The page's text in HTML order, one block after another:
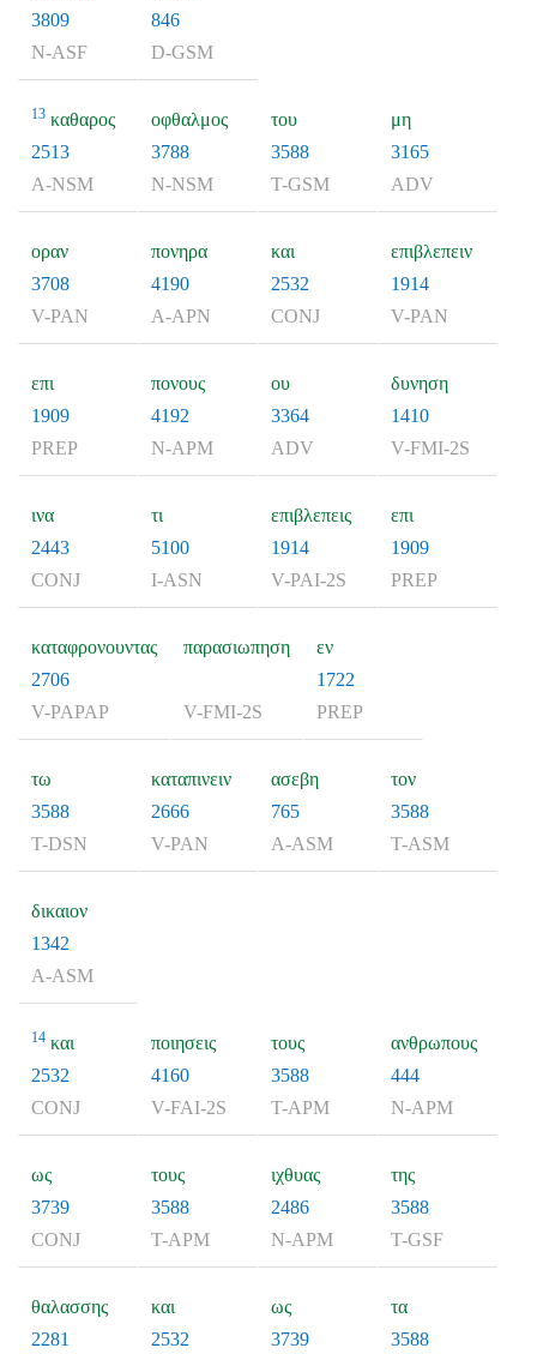
3809
N-ASF
846
D-GSM
13 καθαρος
2513
A-NSM
οφθαλμος
3788
N-NSM
του
3588
T-GSM
μη
3165
ADV
οραν
3708
V-PAN
πονηρα
4190
A-APN
και
2532
CONJ
επιβλεπειν
1914
V-PAN
επι
1909
PREP
πονους
4192
N-APM
ου
3364
ADV
δυνηση
1410
V-FMI-2S
ινα
2443
CONJ
τι
5100
I-ASN
επιβλεπεις
1914
V-PAI-2S
επι
1909
PREP
καταφρονουντας
2706
V-PAPAP
παρασιωπηση
V-FMI-2S
εν
1722
PREP
τω
3588
T-DSN
καταπινειν
2666
V-PAN
ασεβη
765
A-ASM
τον
3588
T-ASM
δικαιον
1342
A-ASM
14 και
2532
CONJ
ποιησεις
4160
V-FAI-2S
τους
3588
T-APM
ανθρωπους
444
N-APM
ως
3739
CONJ
τους
3588
T-APM
ιχθυας
2486
N-APM
της
3588
T-GSF
θαλασσης
2281
και
2532
ως
3739
τα
3588